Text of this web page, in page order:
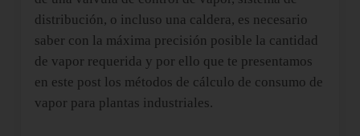
distribución, o incluso una caldera, es necesario
saber con la máxima precisión posible la cantidad
de vapor requerida y por ello que te presentamos
en este post los métodos de cálculo de consumo de
vapor para plantas industriales.